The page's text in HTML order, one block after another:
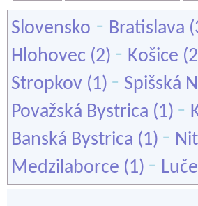
Slovensko - Bratislava
Hlohovec (2) - Košice
Stropkov (1) - Spišská
Považská Bystrica (1) -
Banská Bystrica (1) -
Medzilaborce (1) -